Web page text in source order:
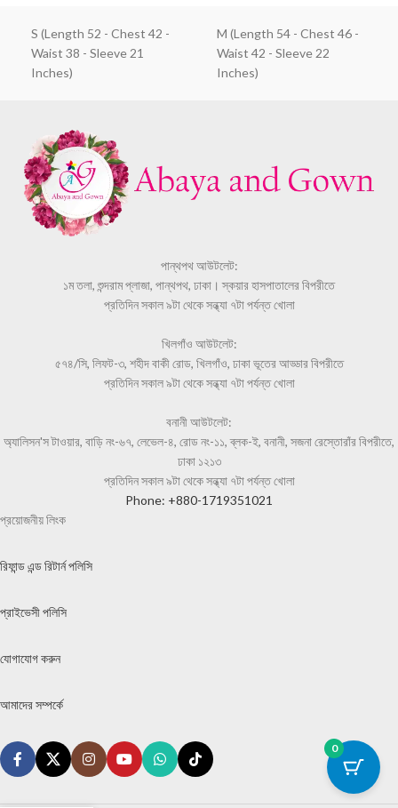
S (Length 52 - Chest 42 -
Waist 38 - Sleeve 21
Inches)
M (Length 54 - Chest 46 -
Waist 42 - Sleeve 22
Inches)
পান্থপথ আউটলেট:
১ম তলা, শুন্দরাম প্লাজা, পান্থপথ, ঢাকা। স্কয়ার হাসপাতালের বিপরীতে
প্রতিদিন সকাল ৯টা থেকে সন্ধ্যা ৭টা পর্যন্ত খোলা
খিলগাঁও আউটলেট:
৫৭৪/সি, লিফট-৩, শহীদ বাকী রোড, খিলগাঁও, ঢাকা ভূতের আড্ডার বিপরীতে
প্রতিদিন সকাল ৯টা থেকে সন্ধ্যা ৭টা পর্যন্ত খোলা
বনানী আউটলেট:
অ্যালিসন'স টাওয়ার, বাড়ি নং-৬৭, লেভেল-৪, রোড নং-১১, ব্লক-ই, বনানী, সজনা রেস্তোরাঁর বিপরীতে,
ঢাকা ১২১৩
প্রতিদিন সকাল ৯টা থেকে সন্ধ্যা ৭টা পর্যন্ত খোলা
Phone: +880-1719351021
প্রয়োজনীয় লিংক
রিফান্ড এন্ড রিটার্ন পলিসি
প্রাইভেসী পলিসি
যোগাযোগ করুন
আমাদের সম্পর্কে
0